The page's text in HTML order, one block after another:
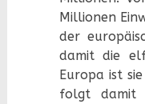
Millionen
der
damit die
Europa ist
folgt damit